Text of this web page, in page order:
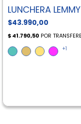
LUNCHERA LEMMY
$43.990,00
+1